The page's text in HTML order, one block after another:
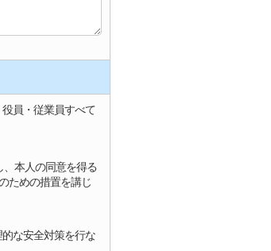
員・従業員すべて
本人の同意を得る
ための措置を講じ
な安全対策を行な